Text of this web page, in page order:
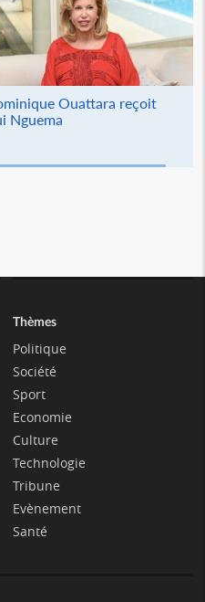
Ouattara reçoit
Nguema
Thèmes
Politique
Société
Sport
Economie
Culture
Technologie
Tribune
Evènement
Santé